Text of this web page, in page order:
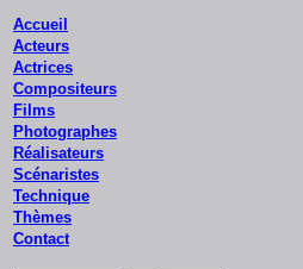
Accueil
Acteurs
Actrices
Compositeurs
Films
Photographes
Réalisateurs
Scénaristes
Technique
Thèmes
Contact